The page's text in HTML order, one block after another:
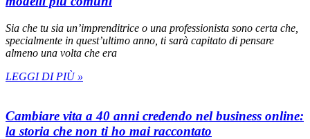
Sia che tu sia un’imprenditrice o una professionista sono certa che,
specialmente in quest’ultimo anno, ti sarà capitato di pensare
almeno una volta che era
LEGGI DI PIÙ »
Cambiare vita a 40 anni credendo nel business online:
la storia che non ti ho mai raccontato